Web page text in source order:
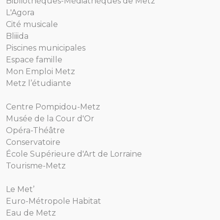
L'Agora
Cité musicale
Bliiida
Piscines municipales
Espace famille
Mon Emploi Metz
Metz l’étudiante
Centre Pompidou-Metz
Musée de la Cour d'Or
Opéra-Théâtre
Conservatoire
École Supérieure d'Art de Lorraine
Tourisme-Metz
Le Met’
Euro-Métropole Habitat
Eau de Metz